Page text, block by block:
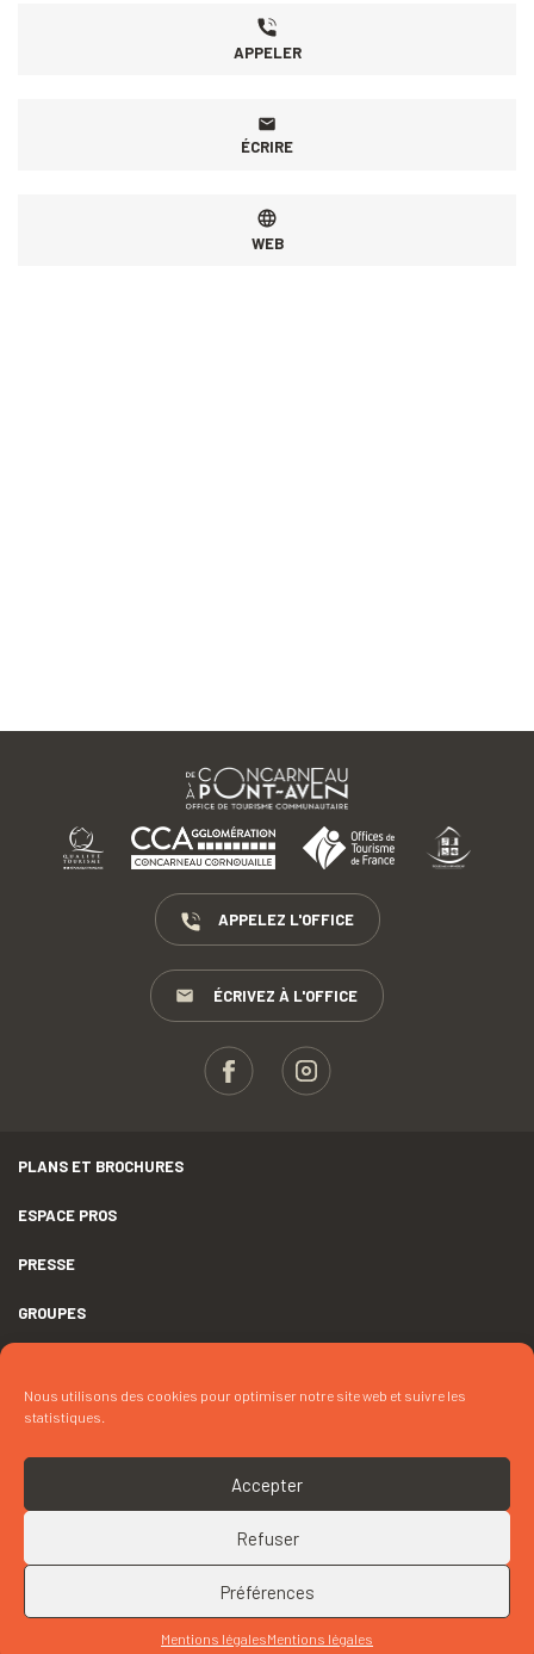
Nous utilisons des cookies pour optimiser notre site web et suivre les
statistiques.
Accepter
Refuser
Préférences
Mentions légalesMentions légales
APPELER
ÉCRIRE
WEB
CONTACTEZ « SPECTACLE ÉQUESTRE »
APPELEZ L'OFFICE
ÉCRIVEZ À L'OFFICE
PLANS ET BROCHURES
ESPACE PROS
PRESSE
GROUPES
DÉCLARATION D’ACCESSIBILITÉ
CRÉDITS
COOKIES
RETOUR EN HAUT